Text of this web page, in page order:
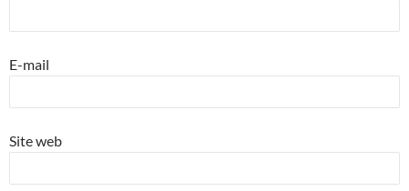
E-mail
Site web